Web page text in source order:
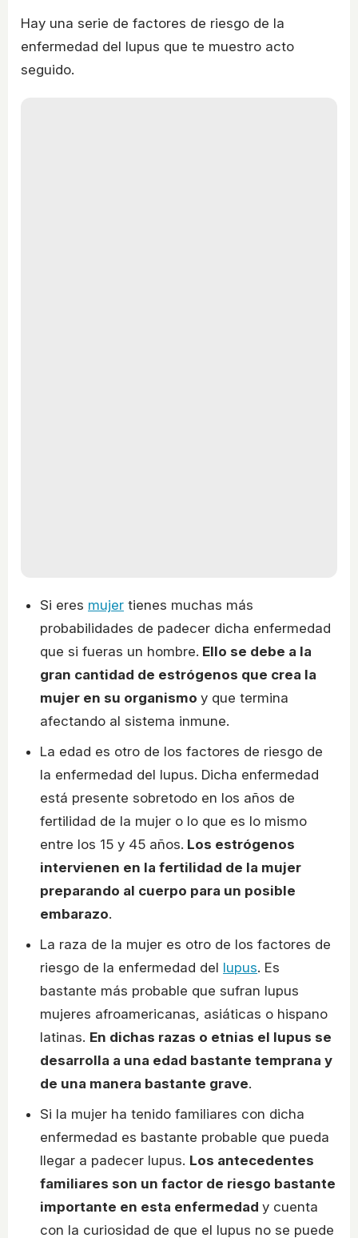
Hay una serie de factores de riesgo de la
enfermedad del lupus que te muestro acto
seguido.
Si eres mujer tienes muchas más
probabilidades de padecer dicha enfermedad
que si fueras un hombre. Ello se debe a la
gran cantidad de estrógenos que crea la
mujer en su organismo y que termina
afectando al sistema inmune.
La edad es otro de los factores de riesgo de
la enfermedad del lupus. Dicha enfermedad
está presente sobretodo en los años de
fertilidad de la mujer o lo que es lo mismo
entre los 15 y 45 años. Los estrógenos
intervienen en la fertilidad de la mujer
preparando al cuerpo para un posible
embarazo.
La raza de la mujer es otro de los factores de
riesgo de la enfermedad del lupus. Es
bastante más probable que sufran lupus
mujeres afroamericanas, asiáticas o hispano
latinas. En dichas razas o etnias el lupus se
desarrolla a una edad bastante temprana y
de una manera bastante grave.
Si la mujer ha tenido familiares con dicha
enfermedad es bastante probable que pueda
llegar a padecer lupus. Los antecedentes
familiares son un factor de riesgo bastante
importante en esta enfermedad y cuenta
con la curiosidad de que el lupus no se puede